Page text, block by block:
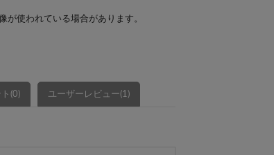
が使われている場合があります。
(0) ユーザーレビュー(1)